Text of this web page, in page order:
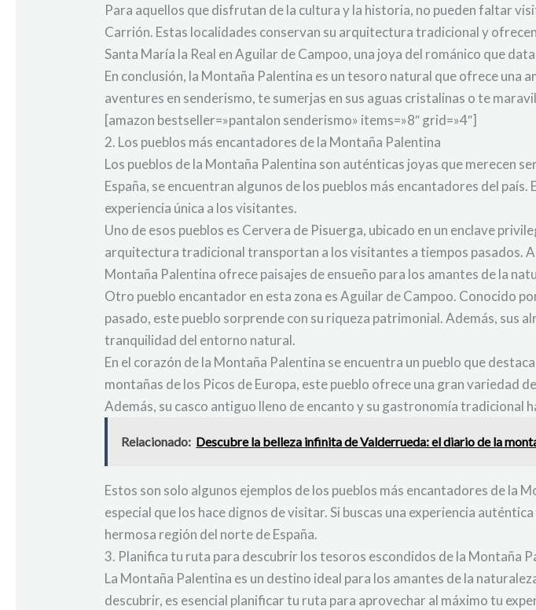
Para aquellos que disfrutan de la cultura y la historia, no pueden faltar
Carrión. Estas localidades conservan su arquitectura tradicional y
Santa María la Real en Aguilar de Campoo, una joya del románico que
En conclusión, la Montaña Palentina es un tesoro natural que ofrece una
aventures en senderismo, te sumerjas en sus aguas cristalinas o te
[amazon bestseller=»pantalon senderismo» items=»8″ grid=»4″]
2. Los pueblos más encantadores de la Montaña Palentina
Los pueblos de la Montaña Palentina son auténticas joyas que merecen
España, se encuentran algunos de los pueblos más encantadores del
experiencia única a los visitantes.
Uno de esos pueblos es Cervera de Pisuerga, ubicado en un enclave
arquitectura tradicional transportan a los visitantes a tiempos pasados.
Montaña Palentina ofrece paisajes de ensueño para los amantes de la
Otro pueblo encantador en esta zona es Aguilar de Campoo. Conocido
pasado, este pueblo sorprende con su riqueza patrimonial. Además, sus
tranquilidad del entorno natural.
En el corazón de la Montaña Palentina se encuentra un pueblo que
montañas de los Picos de Europa, este pueblo ofrece una gran variedad
Además, su casco antiguo lleno de encanto y su gastronomía tradicional
Relacionado: Descubre la belleza infinita de Valderrueda: el diario de la
Estos son solo algunos ejemplos de los pueblos más encantadores de la
especial que los hace dignos de visitar. Si buscas una experiencia
hermosa región del norte de España.
3. Planifica tu ruta para descubrir los tesoros escondidos de la Montaña
La Montaña Palentina es un destino ideal para los amantes de la
descubrir, es esencial planificar tu ruta para aprovechar al máximo tu